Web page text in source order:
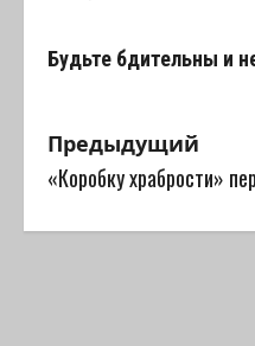
Будьте бдительны и
Н
а
в
Предыдущий
«Коробку храбрости»